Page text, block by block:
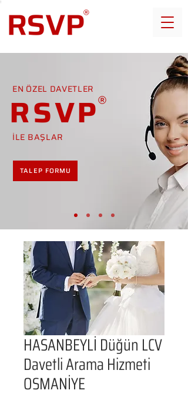
EN ÖZEL DAVETLER
RSVP
İLE BAŞLAR
TALEP FORMU
HASANBEYLİ Düğün LCV
Davetli Arama Hizmeti
OSMANİYE